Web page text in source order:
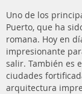
Uno de los
Puerto, que ha
romana. Hoy en
impresionante
salir. También es
ciudades
arquitectura